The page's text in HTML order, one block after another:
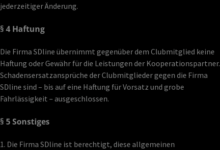
jederzeitiger Änderung.
§ 4 Haftung
Die Firma SDline übernimmt gegenüber dem Clubmitglied keine
Haftung oder Gewähr für die Leistungen der Kooperationspartner.
Schadensersatzansprüche der Clubmitglieder gegen die Firma
SDline sind – bis auf eine Haftung für Vorsatz und grobe
Fahrlässigkeit – ausgeschlossen.
§ 5 Sonstiges
1. Die Firma SDline ist berechtigt, diese allgemeinen